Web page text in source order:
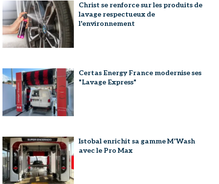
Christ se renforce sur les produits de
lavage respectueux de
l'environnement
Certas Energy France modernise ses
"Lavage Express"
Istobal enrichit sa gamme M’Wash
avec le Pro Max